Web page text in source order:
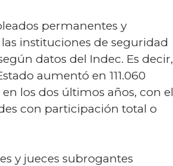
permanentes y
instituciones de seguridad
datos del Indec. Es decir,
aumentó en 111.060
los dos últimos años, con el
con participación total o
y jueces subrogantes